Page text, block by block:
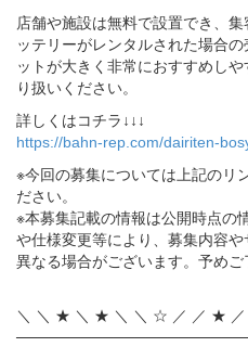
店舗や施設は無料で設置でき、
ッテリーがレンタルされた場合
ットが大きく非常におすすめし
り扱いください。
詳しくはコチラ↓↓↓
https://bahn-rep.com/dairiten-
※今回の募集については上記のリ
ださい。
※本募集記載の情報は公開時点の
や仕様変更等により、募集内容
異なる場合がございます。予めご
＼ ＼ ★ ＼ ★ ＼ ＼ ☆ ／ ／ ★